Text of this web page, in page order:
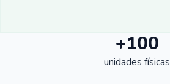
+100
unidades físicas